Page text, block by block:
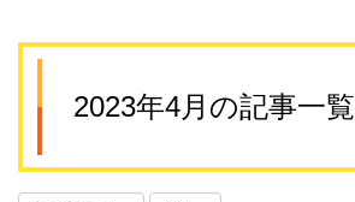
2023年4月の記事一覧